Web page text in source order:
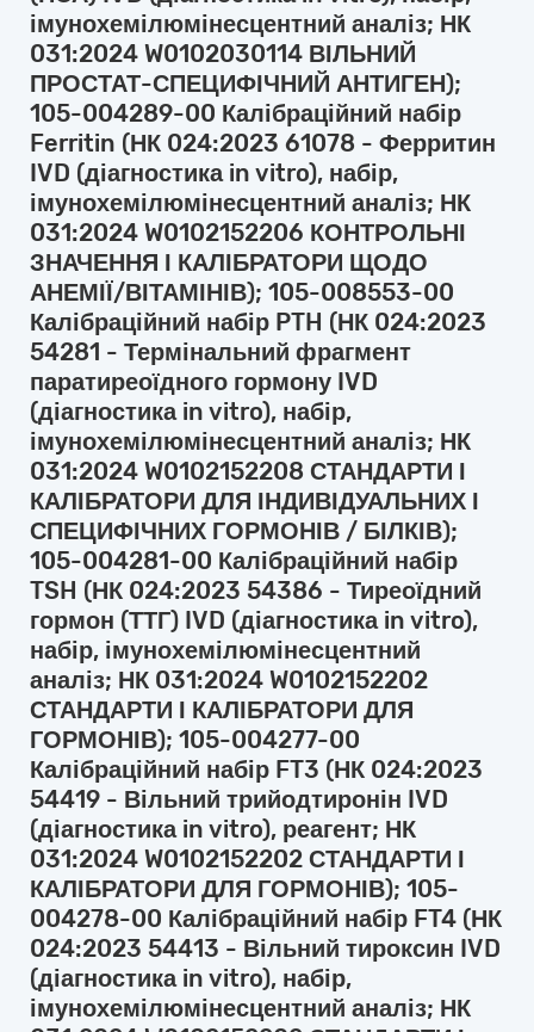
імунохемілюмінесцентний аналіз; НК
031:2024 W0102030114 ВІЛЬНИЙ
ПРОСТАТ-СПЕЦИФІЧНИЙ АНТИГЕН);
105-004289-00 Калібраційний набір
Ferritin (НК 024:2023 61078 - Ферритин
IVD (діагностика in vitro), набір,
імунохемілюмінесцентний аналіз; НК
031:2024 W0102152206 КОНТРОЛЬНІ
ЗНАЧЕННЯ І КАЛІБРАТОРИ ЩОДО
АНЕМІЇ/ВІТАМІНІВ); 105-008553-00
Калібраційний набір PTH (НК 024:2023
54281 - Термінальний фрагмент
паратиреоїдного гормону IVD
(діагностика in vitro), набір,
імунохемілюмінесцентний аналіз; НК
031:2024 W0102152208 СТАНДАРТИ І
КАЛІБРАТОРИ ДЛЯ ІНДИВІДУАЛЬНИХ І
СПЕЦИФІЧНИХ ГОРМОНІВ / БІЛКІВ);
105-004281-00 Калібраційний набір
TSH (НК 024:2023 54386 - Тиреоїдний
гормон (ТТГ) IVD (діагностика in vitro),
набір, імунохемілюмінесцентний
аналіз; НК 031:2024 W0102152202
СТАНДАРТИ І КАЛІБРАТОРИ ДЛЯ
ГОРМОНІВ); 105-004277-00
Калібраційний набір FT3 (НК 024:2023
54419 - Вільний трийодтиронін IVD
(діагностика in vitro), реагент; НК
031:2024 W0102152202 СТАНДАРТИ І
КАЛІБРАТОРИ ДЛЯ ГОРМОНІВ); 105-
004278-00 Калібраційний набір FT4 (НК
024:2023 54413 - Вільний тироксин IVD
(діагностика in vitro), набір,
імунохемілюмінесцентний аналіз; НК